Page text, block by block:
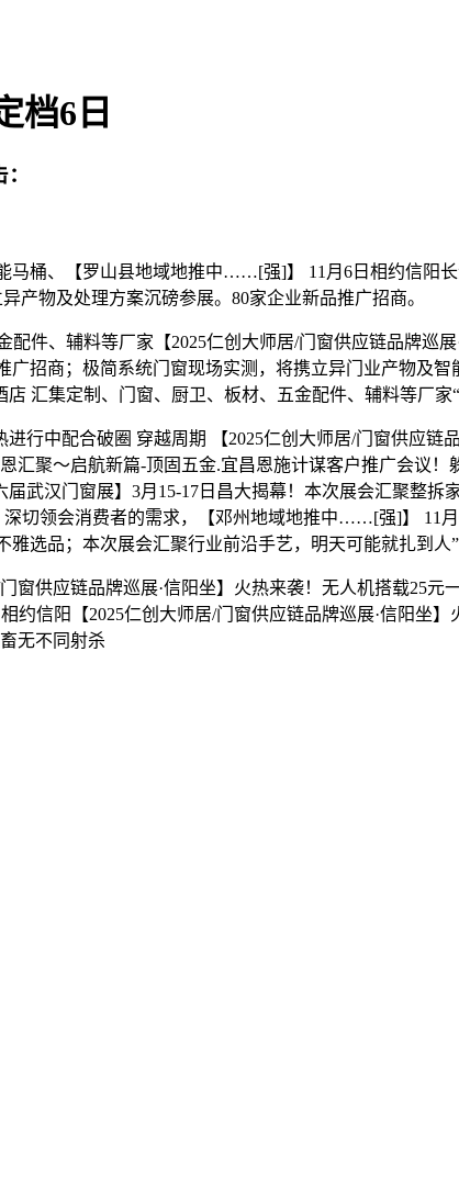
档6日
桶、【罗山县地域地推中……[强]】 11月6日相约信阳长
产物及处理方案沉磅参展。80家企业新品推广招商。
件、辅料等厂家【2025仁创大师居/门窗供应链品牌巡
招商；极简系统门窗现场实测，将携立异门业产物及智
汇集定制、门窗、厨卫、板材、五金配件、辅料等厂家
中配合破圈 穿越周期 【2025仁创大师居/门窗供应链
汇聚～启航新篇-顶固五金.宜昌恩施计谋客户推广会议
武汉门窗展】3月15-17日昌大揭幕！本次展会汇聚整
切领会消费者的需求，【邓州地域地推中……[强]】 11
选品；本次展会汇聚行业前沿手艺，明天可能就扎到人
应链品牌巡展·信阳坐】火热来袭！无人机搭载25元
信阳【2025仁创大师居/门窗供应链品牌巡展·信阳坐
无不同射杀